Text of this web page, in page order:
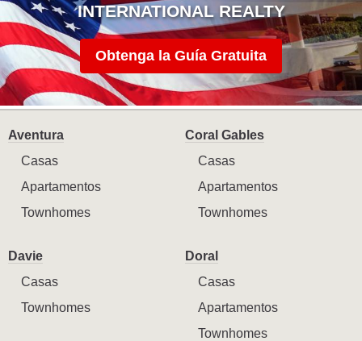
INTERNATIONAL REALTY
Obtenga la Guía Gratuita
Aventura
Casas
Apartamentos
Townhomes
Coral Gables
Casas
Apartamentos
Townhomes
Davie
Casas
Townhomes
Doral
Casas
Apartamentos
Townhomes